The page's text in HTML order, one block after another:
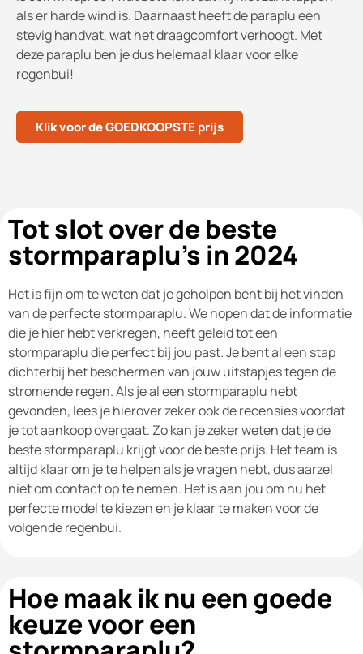
als er harde wind is. Daarnaast heeft de paraplu een
stevig handvat, wat het draagcomfort verhoogt. Met
deze paraplu ben je dus helemaal klaar voor elke
regenbui!
Klik voor de GOEDKOOPSTE prijs
Tot slot over de beste
stormparaplu's in 2024
Het is fijn om te weten dat je geholpen bent bij het vinden
van de perfecte stormparaplu. We hopen dat de informatie
die je hier hebt verkregen, heeft geleid tot een
stormparaplu die perfect bij jou past. Je bent al een stap
dichterbij het beschermen van jouw uitstapjes tegen de
stromende regen. Als je al een stormparaplu hebt
gevonden, lees je hierover zeker ook de recensies voordat
je tot aankoop overgaat. Zo kan je zeker weten dat je de
beste stormparaplu krijgt voor de beste prijs. Het team is
altijd klaar om je te helpen als je vragen hebt, dus aarzel
niet om contact op te nemen. Het is aan jou om nu het
perfecte model te kiezen en je klaar te maken voor de
volgende regenbui.
Hoe maak ik nu een goede
keuze voor een